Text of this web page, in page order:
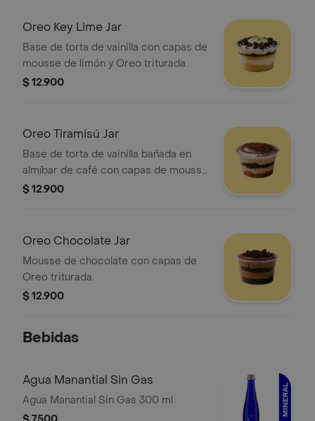
Oreo Key Lime Jar
Base de torta de vainilla con capas de
mousse de limón y Oreo triturada.
$ 12.900
Oreo Tiramisú Jar
Base de torta de vainilla bañada en
almíbar de café con capas de mousse
de tiramisú y Oreo.
$ 12.900
Oreo Chocolate Jar
Mousse de chocolate con capas de
Oreo triturada.
$ 12.900
Bebidas
Agua Manantial Sin Gas
Agua Manantial Sin Gas 300 ml